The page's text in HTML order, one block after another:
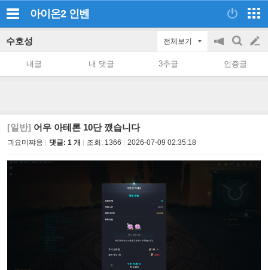
아이온2 인벤
수호성 전체보기
공
on/off
검
색
글
쓰
내글 내 댓글 3추글 인증글
[일반] 어우 아테론 10단 깼습니다
긔요미쨔응 댓글: 1 개 조회: 1366 2026-07-09 02:35:18